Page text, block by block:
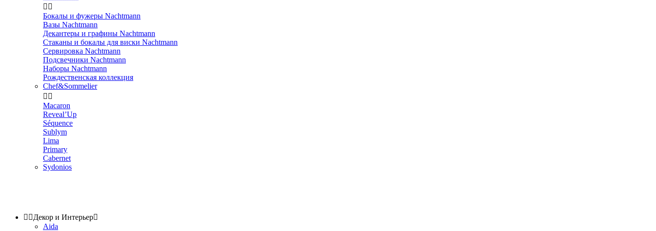
 
Бокалы и фужеры Nachtmann
Вазы Nachtmann
Декантеры и графины Nachtmann
Стаканы и бокалы для виски Nachtmann
Сервировка Nachtmann
Подсвечники Nachtmann
Наборы Nachtmann
Рождественская коллекция
Chef&Sommelier
 
Macaron
Reveal’Up
Séquence
Sublym
Lima
Primary
Cabernet
Sydonios
 Декор и Интерьер
Aida